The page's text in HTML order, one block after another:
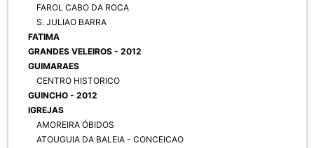
FAROL CABO DA ROCA
S. JULIAO BARRA
FATIMA
GRANDES VELEIROS - 2012
GUIMARAES
CENTRO HISTORICO
GUINCHO - 2012
IGREJAS
AMOREIRA ÓBIDOS
ATOUGUIA DA BALEIA - CONCEICAO